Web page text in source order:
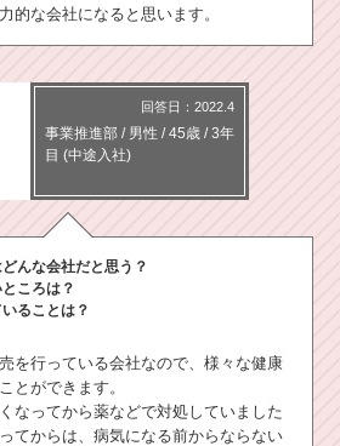
的な会社になると思います。
回答日：2022.4
事業推進部 / 男性 / 45歳 /3年
目 (中途入社)
んな会社だと思う？
ころは？
ることは？
を行っている会社なので、様々な健康
とができます。
なってから薬などで対処していました
てからは、病気になる前からならない